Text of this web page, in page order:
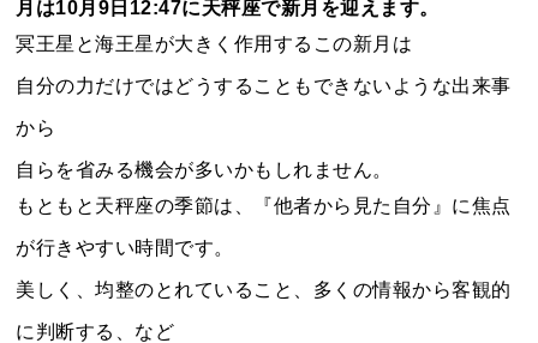
月は10月9日12:47に天秤座で新月を迎えます。
冥王星と海王星が大きく作用するこの新月は
自分の力だけではどうすることもできないような出来事
から
自らを省みる機会が多いかもしれません。
もともと天秤座の季節は、『他者から見た自分』に焦点
が行きやすい時間です。
美しく、均整のとれていること、多くの情報から客観的
に判断する、など